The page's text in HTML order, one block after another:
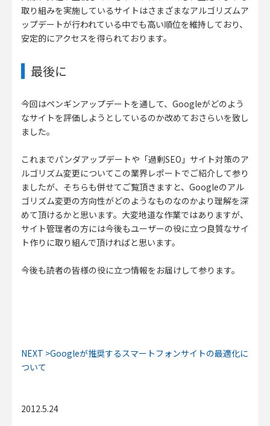
取り組みを実施しているサイトはさまざまなアルゴリズムア
ップデートが行われている中でも高い順位を維持しており、
安定的にアクセスを得られております。
最後に
今回はペンギンアップデートを通して、Googleがどのよう
なサイトを評価しようとしているのか改めておさらいを致し
ました。
これまでパンダアップデートや「過剰SEO」サイト対策のア
ルゴリズム変更についてこの業界レポートでご紹介して参り
ましたが、そちらも併せてご覧頂きますと、Googleのアル
ゴリズム変更の方向性がどのようなものなのかより理解を深
めて頂けるかと思います。大変地道な作業ではありますが、
サイト管理者の方には今後もユーザーの役に立つ良質なサイ
ト作りに取り組んで頂ければと思います。
今後も読者の皆様の役に立つ情報をお届けして参ります。
NEXT >Googleが推奨するスマートフォンサイトの最適化に
ついて
2012.5.24